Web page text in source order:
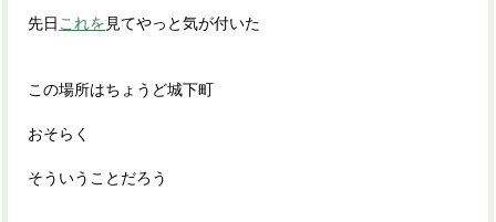
先日 これを 見てやっと気が付いた
この場所はちょうど城下町
おそらく
そういうことだろう